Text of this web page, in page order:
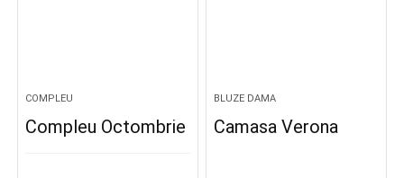
COMPLEU
Compleu Octombrie
BLUZE DAMA
Camasa Verona